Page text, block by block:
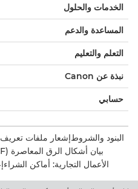
الخدمات والحلول
المساعدة والدعم
التعلم والتعليم
نبذة عن Canon
حسابي
البنود والشروطإشعار ملفات تعريف
بيان أشكال الرق المعاصرة (PDF)
الأعمال التجارية: أماكن الشراء